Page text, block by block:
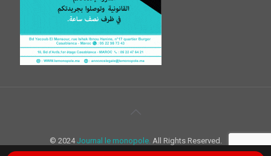
© 2024Journal le monopole. All Rights Reserved.